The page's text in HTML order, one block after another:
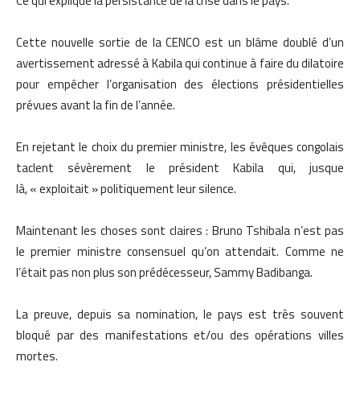
Cette nouvelle sortie de la CENCO est un blâme doublé d’un
avertissement adressé à Kabila qui continue à faire du dilatoire
pour empêcher l’organisation des élections présidentielles
prévues avant la fin de l’année.
En rejetant le choix du premier ministre, les évêques congolais
taclent sévèrement le président Kabila qui, jusque
là, « exploitait » politiquement leur silence.
Maintenant les choses sont claires : Bruno Tshibala n’est pas
le premier ministre consensuel qu’on attendait. Comme ne
l’était pas non plus son prédécesseur, Sammy Badibanga.
La preuve, depuis sa nomination, le pays est très souvent
bloqué par des manifestations et/ou des opérations villes
mortes.